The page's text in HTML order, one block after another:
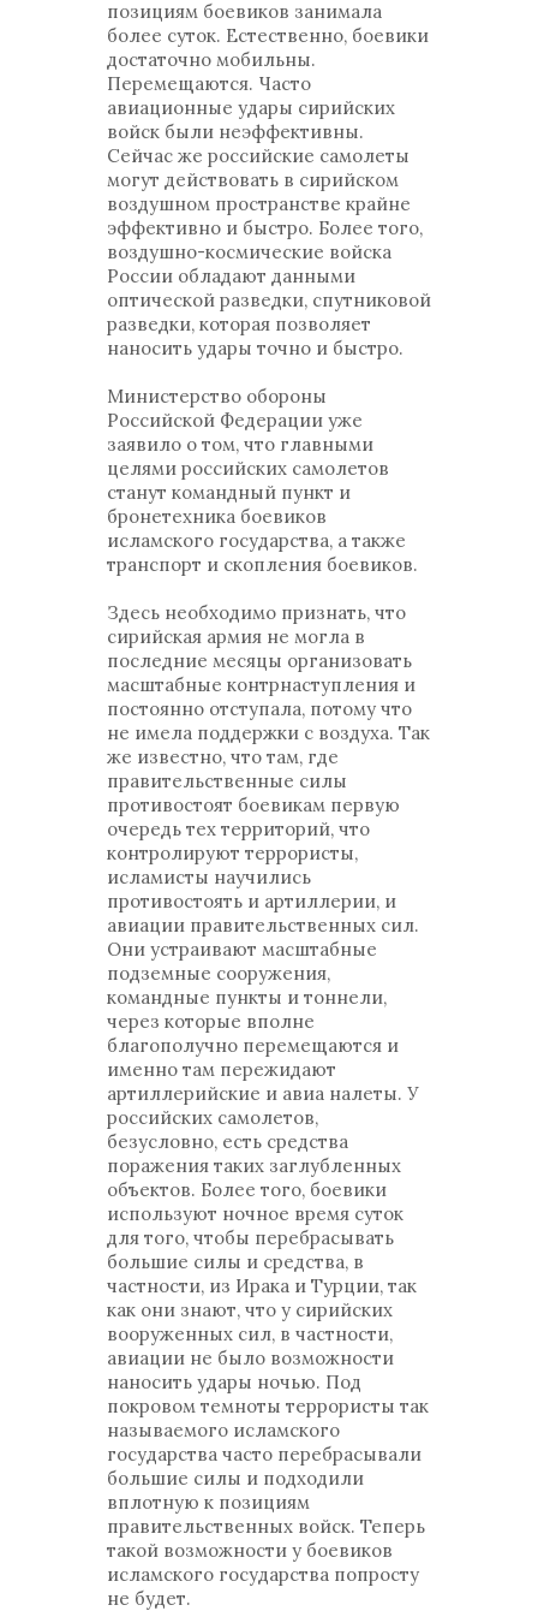
позициям боевиков занимала
более суток. Естественно, боевики
достаточно мобильны.
Перемещаются. Часто
авиационные удары сирийских
войск были неэффективны.
Сейчас же российские самолеты
могут действовать в сирийском
воздушном пространстве крайне
эффективно и быстро. Более того,
воздушно-космические войска
России обладают данными
оптической разведки, спутниковой
разведки, которая позволяет
наносить удары точно и быстро.
Министерство обороны
Российской Федерации уже
заявило о том, что главными
целями российских самолетов
станут командный пункт и
бронетехника боевиков
исламского государства, а также
транспорт и скопления боевиков.
Здесь необходимо признать, что
сирийская армия не могла в
последние месяцы организовать
масштабные контрнаступления и
постоянно отступала, потому что
не имела поддержки с воздуха. Так
же известно, что там, где
правительственные силы
противостоят боевикам первую
очередь тех территорий, что
контролируют террористы,
исламисты научились
противостоять и артиллерии, и
авиации правительственных сил.
Они устраивают масштабные
подземные сооружения,
командные пункты и тоннели,
через которые вполне
благополучно перемещаются и
именно там пережидают
артиллерийские и авиа налеты. У
российских самолетов,
безусловно, есть средства
поражения таких заглубленных
объектов. Более того, боевики
используют ночное время суток
для того, чтобы перебрасывать
большие силы и средства, в
частности, из Ирака и Турции, так
как они знают, что у сирийских
вооруженных сил, в частности,
авиации не было возможности
наносить удары ночью. Под
покровом темноты террористы так
называемого исламского
государства часто перебрасывали
большие силы и подходили
вплотную к позициям
правительственных войск. Теперь
такой возможности у боевиков
исламского государства попросту
не будет.